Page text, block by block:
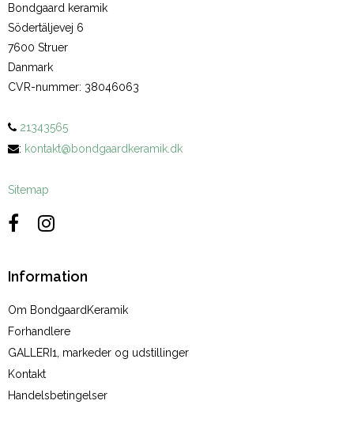
Bondgaard keramik
Södertäljevej 6
7600 Struer
Danmark
CVR-nummer: 38046063
21343565
: kontakt@bondgaardkeramik.dk
Sitemap
Information
Om BondgaardKeramik
Forhandlere
GALLERI1, markeder og udstillinger
Kontakt
Handelsbetingelser